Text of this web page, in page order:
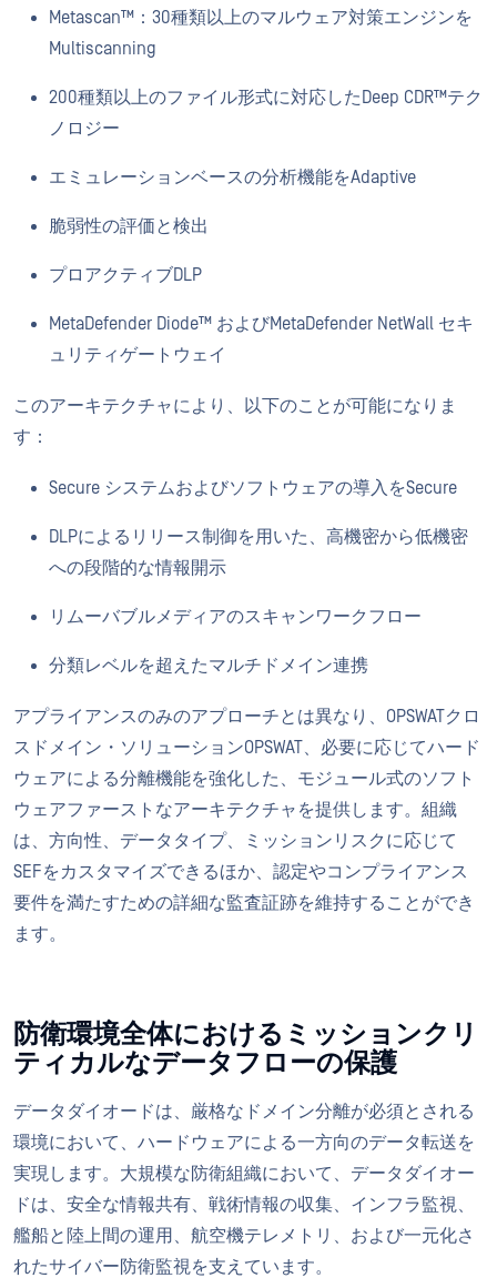
Metascan™：30種類以上のマルウェア対策エンジンを
Multiscanning
200種類以上のファイル形式に対応したDeep CDR™テク
ノロジー
エミュレーションベースの分析機能をAdaptive
脆弱性の評価と検出
プロアクティブDLP
MetaDefender Diode™ およびMetaDefender NetWall セキ
ュリティゲートウェイ
このアーキテクチャにより、以下のことが可能になりま
す：
Secure システムおよびソフトウェアの導入をSecure
DLPによるリリース制御を用いた、高機密から低機密
への段階的な情報開示
リムーバブルメディアのスキャンワークフロー
分類レベルを超えたマルチドメイン連携
アプライアンスのみのアプローチとは異なり、OPSWATクロ
スドメイン・ソリューションOPSWAT、必要に応じてハード
ウェアによる分離機能を強化した、モジュール式のソフト
ウェアファーストなアーキテクチャを提供します。組織
は、方向性、データタイプ、ミッションリスクに応じて
SEFをカスタマイズできるほか、認定やコンプライアンス
要件を満たすための詳細な監査証跡を維持することができ
ます。
防衛環境全体におけるミッションクリ
ティカルなデータフローの保護
データダイオードは、厳格なドメイン分離が必須とされる
環境において、ハードウェアによる一方向のデータ転送を
実現します。大規模な防衛組織において、データダイオー
ドは、安全な情報共有、戦術情報の収集、インフラ監視、
艦船と陸上間の運用、航空機テレメトリ、および一元化さ
れたサイバー防衛監視を支えています。